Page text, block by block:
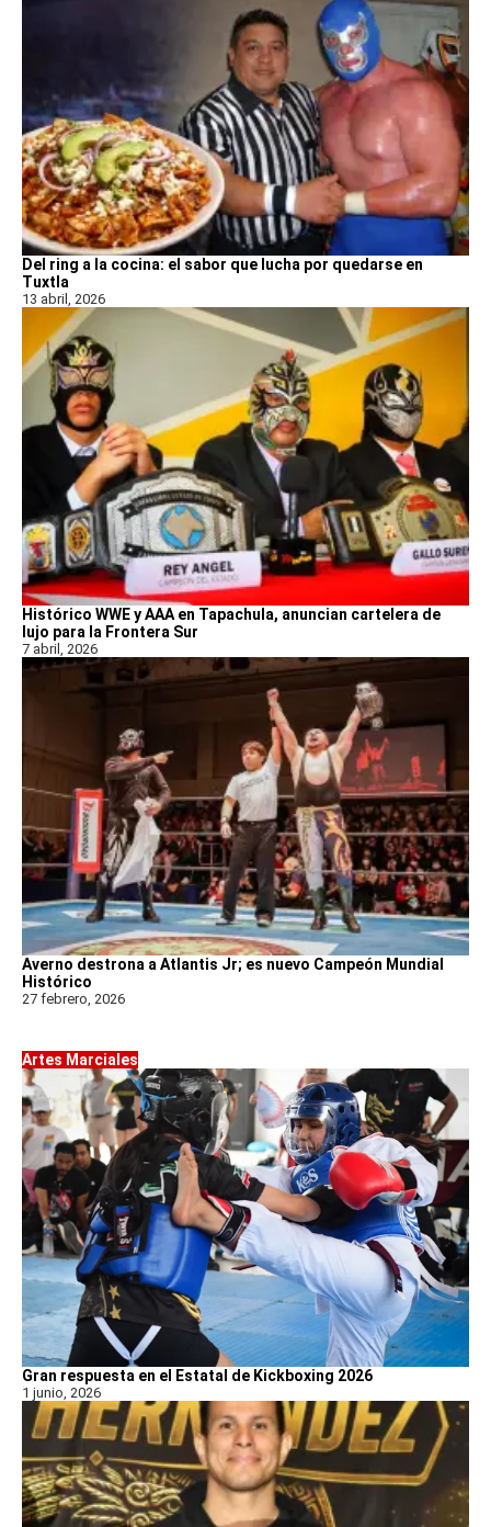
Del ring a la cocina: el sabor que lucha por quedarse en
Tuxtla
13 abril, 2026
Histórico WWE y AAA en Tapachula, anuncian cartelera de
lujo para la Frontera Sur
7 abril, 2026
Averno destrona a Atlantis Jr; es nuevo Campeón Mundial
Histórico
27 febrero, 2026
Artes Marciales
Gran respuesta en el Estatal de Kickboxing 2026
1 junio, 2026